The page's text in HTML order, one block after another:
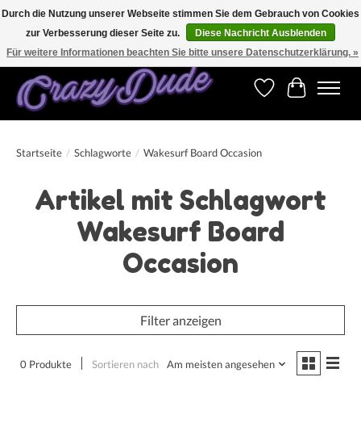
Versandkostenfrei bestellen ab CHF 200.00 in der Schweiz und ab EUR 250.00 in den
meisten Ländern weltweit.
Wunschzettel
Ihr
Startseite / Schlagworte / Wakesurf Board Occasion
Artikel mit Schlagwort
Wakesurf Board
Occasion
Filter anzeigen
0 Produkte Sortieren nach Am meisten angesehen
Durch die Nutzung unserer Webseite stimmen Sie dem Gebrauch von Cookies
zur Verbesserung dieser Seite zu.
Diese Nachricht Ausblenden
Für weitere Informationen beachten Sie bitte unsere Datenschutzerklärung. »